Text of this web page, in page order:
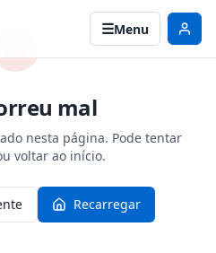
Menu
mal
nesta página. Pode tentar
voltar ao início.
Recarregar